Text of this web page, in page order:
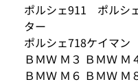
ポルシェ911 ポルシ
ター
ポルシェ718ケイマ
ＢＭＷ Ｍ３ ＢＭＷ
ＢＭＷ Ｍ６ ＢＭＷ Ｍ